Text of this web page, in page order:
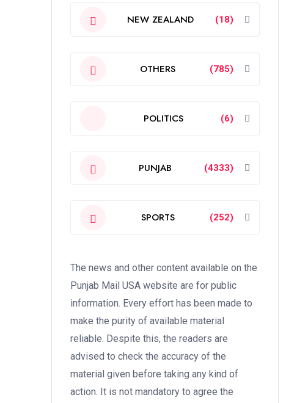
NEW ZEALAND (18)
OTHERS (785)
POLITICS (6)
PUNJAB (4333)
SPORTS (252)
The news and other content available on the
Punjab Mail USA website are for public
information. Every effort has been made to
make the purity of available material
reliable. Despite this, the readers are
advised to check the accuracy of the
material given before taking any kind of
action. It is not mandatory to agree the